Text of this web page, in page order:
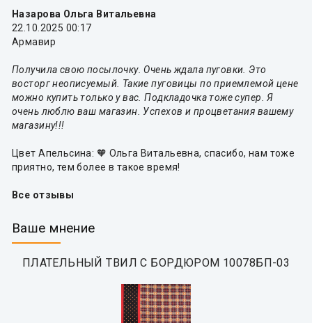
Назарова Ольга Витальевна
22.10.2025 00:17
Армавир
Получила свою посылочку. Очень ждала пуговки. Это
восторг неописуемый. Такие пуговицы по приемлемой цене
можно купить только у вас. Подкладочка тоже супер. Я
очень люблю ваш магазин. Успехов и процветания вашему
магазину!!!
Цвет Апельсина: 🧡 Ольга Витальевна, спасибо, нам тоже
приятно, тем более в такое время!
Все отзывы
Ваше мнение
ПЛАТЕЛЬНЫЙ ТВИЛ С БОРДЮРОМ 10078БП-03